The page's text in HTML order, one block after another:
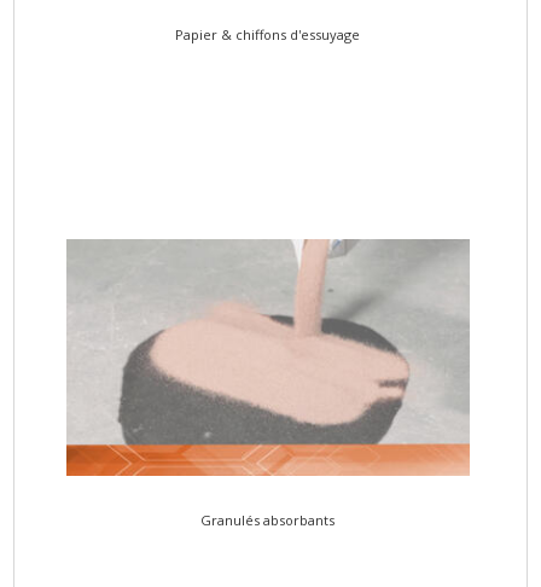
Papier & chiffons d'essuyage
Granulés absorbants